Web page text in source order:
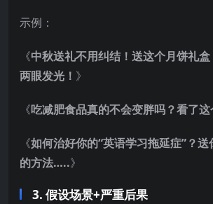
示例：
《中秋送礼不用纠结！送这个月饼礼
两眼发光！ 》
《吃减肥食品真的不会变胖吗？看了这
《如何治好你的“英语学习拖延症”？
的方法…..》
3. 假设场景+严重后果